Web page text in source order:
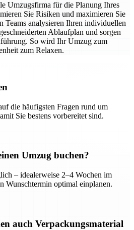
Umzugsfirma für die Planung Ihres
Sie Risiken und maximieren Sie
Teams analysieren Ihren individuellen
Ablaufplan und sorgen
So wird Ihr Umzug zum
zum Relaxen.
die häufigsten Fragen rund um
Sie bestens vorbereitet sind.
Umzug buchen?
– idealerweise 2–4 Wochen im
Wunschtermin optimal einplanen.
auch Verpackungsmaterial